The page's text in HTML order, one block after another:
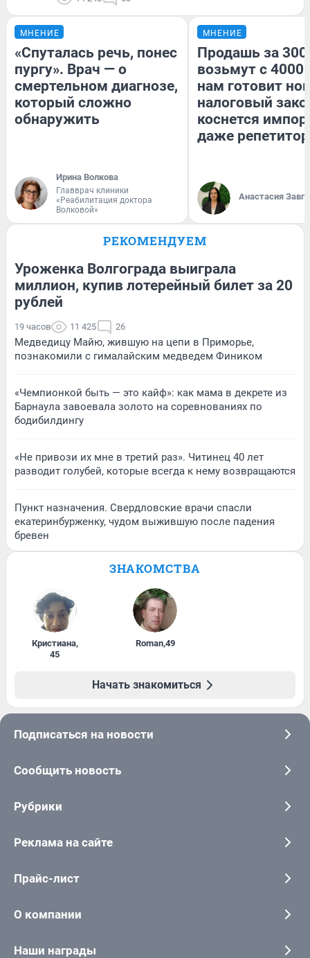
МНЕНИЕ
«Спуталась речь, понес
пургу». Врач — о
смертельном диагнозе,
который сложно
обнаружить
Ирина Волкова
Главврач клиники
«Реабилитация доктора
Волковой»
МНЕНИЕ
Продашь за
возьмут с
нам готовит
налоговый
коснется
даже
Анастасия
РЕКОМЕНДУЕМ
Уроженка Волгограда выиграла
миллион, купив лотерейный билет за 20
рублей
19 часов 11 425 26
Медведицу Майю, жившую на цепи в Приморье,
познакомили с гималайским медведем Фиником
«Чемпионкой быть — это кайф»: как мама в декрете из
Барнаула завоевала золото на соревнованиях по
бодибилдингу
«Не привози их мне в третий раз». Читинец 40 лет
разводит голубей, которые всегда к нему возвращаются
Пункт назначения. Свердловские врачи спасли
екатеринбурженку, чудом выжившую после падения
бревен
ЗНАКОМСТВА
Кристиана,
45
Roman,49
Начать знакомиться
Подписаться на новости
Сообщить новость
Рубрики
Реклама на сайте
Прайс-лист
О компании
Наши награды